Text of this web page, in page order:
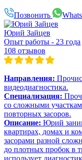
Позвонить
Юрий Зайцев
Опыт работы - 23 года
108 отзывов
Направления:
видеодиагностика.
Специализация:
со сложными
повторных засоров.
Описание: Юрий
квартирах, домах и
засорами разной
до плотных пробок в
использует